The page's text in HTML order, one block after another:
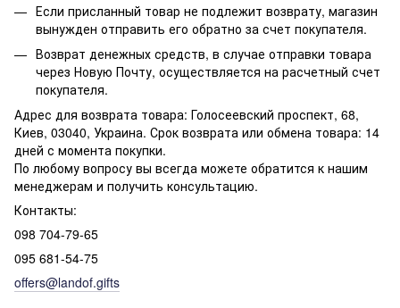
Если присланный товар не подлежит возврату, магазин
вынужден отправить его обратно за счет покупателя.
Возврат денежных средств, в случае отправки товара
через Новую Почту, осуществляется на расчетный счет
покупателя.
Адрес для возврата товара: Голосеевский проспект, 68,
Киев, 03040, Украина. Срок возврата или обмена товара: 14
дней с момента покупки.
По любому вопросу вы всегда можете обратится к нашим
менеджерам и получить консультацию.
Контакты:
098 704-79-65
095 681-54-75
offers@landof.gifts